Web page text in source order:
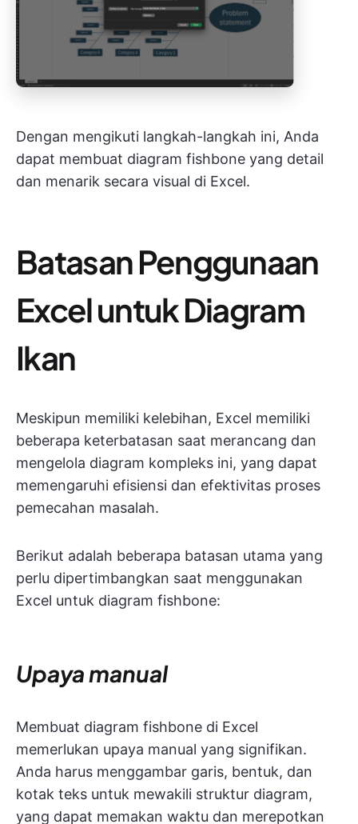
Dengan mengikuti langkah-langkah ini, Anda
dapat membuat diagram fishbone yang detail
dan menarik secara visual di Excel.
Batasan Penggunaan
Excel untuk Diagram
Ikan
Meskipun memiliki kelebihan, Excel memiliki
beberapa keterbatasan saat merancang dan
mengelola diagram kompleks ini, yang dapat
memengaruhi efisiensi dan efektivitas proses
pemecahan masalah.
Berikut adalah beberapa batasan utama yang
perlu dipertimbangkan saat menggunakan
Excel untuk diagram fishbone:
Upaya manual
Membuat diagram fishbone di Excel
memerlukan upaya manual yang signifikan.
Anda harus menggambar garis, bentuk, dan
kotak teks untuk mewakili struktur diagram,
yang dapat memakan waktu dan merepotkan